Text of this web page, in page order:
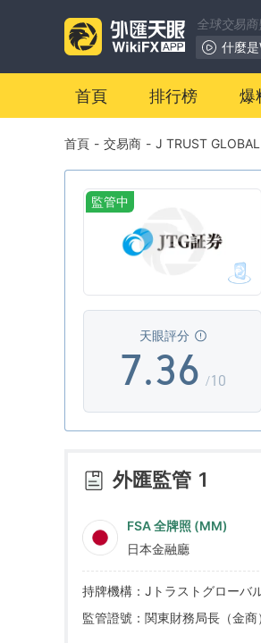
全球交易
什麼
首頁 排行榜 爆
首頁 - 交易商 - J TRUST
監管中
天眼評分
1
2
3
4
5
6
7
8
9
.
1
2
3
4
5
6
7
8
0
1
2
4
5
6
7
8
9
/10
外匯監管 1
FSA 全牌照 (MM)
日本金融廳
持牌機構：Jトラストグローバ
監管證號：関東財務局長（金